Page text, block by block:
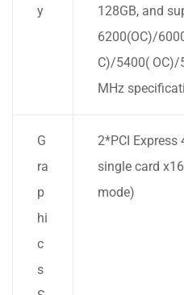
y
128GB, and
6200(OC)/
C)/5400(
MHz
G
ra
p
hi
c
s
2*PCI
single card
mode)